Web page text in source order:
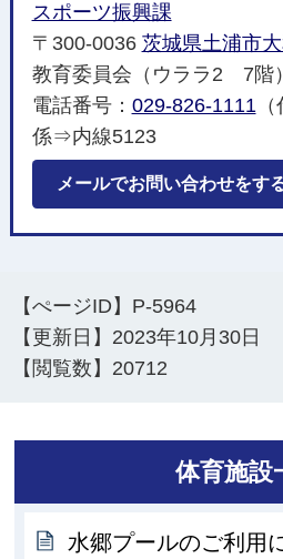
スポーツ振興課
〒300-0036 茨城県土浦市
教育委員会（ウララ2 7階）
電話番号： 029-826-1111（
係⇒内線5123
メールでお問い合わせをす
【ぺージID】 P-5964
【更新日】 2023年10月30日
【閲覧数】 20712
体育施設
水郷プールのご利用